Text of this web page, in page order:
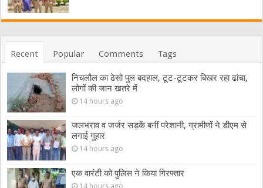
Recent Popular Comments Tags
निचलौल का ढेसो पुल बदहाल, टूट-टूटकर बिखर रहा ढांचा,
लोगों की जान खतरे में
14 hours ago
जलभराव व जर्जर सड़कें बनीं परेशानी, ग्रामीणों ने डीएम से
लगाई गुहार
14 hours ago
एक वारंटी को पुलिस ने किया गिरफ्तार
14 hours ago